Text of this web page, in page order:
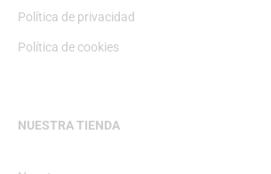
Política de privacidad
Política de cookies
NUESTRA TIENDA